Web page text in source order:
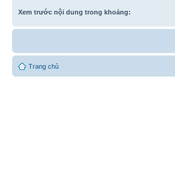
Xem trước nội dung trong khoảng:
Trang chủ